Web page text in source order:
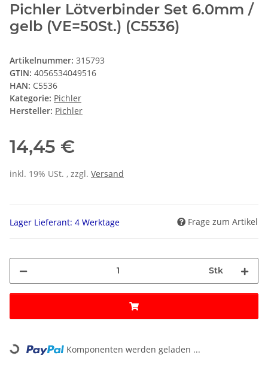
Pichler Lötverbinder Set 6.0mm /
gelb (VE=50St.) (C5536)
Artikelnummer: 315793
GTIN: 4056534049516
HAN: C5536
Kategorie: Pichler
Hersteller: Pichler
14,45 €
inkl. 19% USt. , zzgl. Versand
Lager Lieferant: 4 Werktage Frage zum Artikel
Stk
Loading... Komponenten werden geladen ...